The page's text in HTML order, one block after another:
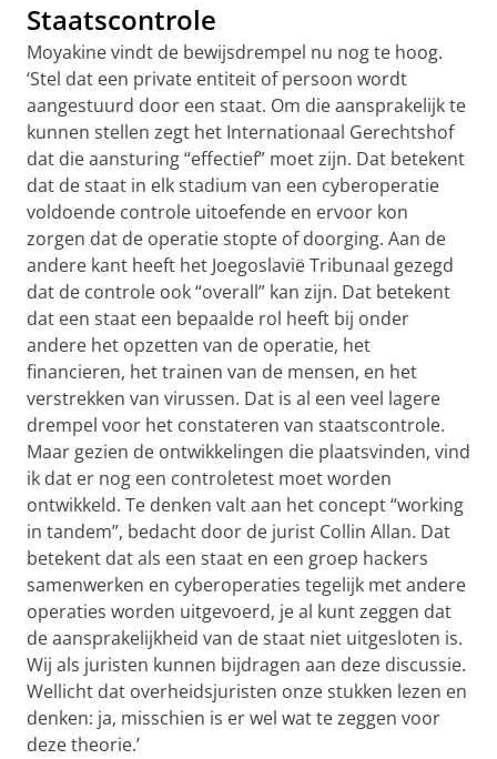
Staatscontrole
Moyakine vindt de bewijsdrempel nu nog te hoog.
‘Stel dat een private entiteit of persoon wordt
aangestuurd door een staat. Om die aansprakelijk te
kunnen stellen zegt het Internationaal Gerechtshof
dat die aansturing “effectief” moet zijn. Dat betekent
dat de staat in elk stadium van een cyberoperatie
voldoende controle uitoefende en ervoor kon
zorgen dat de operatie stopte of doorging. Aan de
andere kant heeft het Joegoslavië Tribunaal gezegd
dat de controle ook “overall” kan zijn. Dat betekent
dat een staat een bepaalde rol heeft bij onder
andere het opzetten van de operatie, het
financieren, het trainen van de mensen, en het
verstrekken van virussen. Dat is al een veel lagere
drempel voor het constateren van staatscontrole.
Maar gezien de ontwikkelingen die plaatsvinden, vind
ik dat er nog een controletest moet worden
ontwikkeld. Te denken valt aan het concept “working
in tandem”, bedacht door de jurist Collin Allan. Dat
betekent dat als een staat en een groep hackers
samenwerken en cyberoperaties tegelijk met andere
operaties worden uitgevoerd, je al kunt zeggen dat
de aansprakelijkheid van de staat niet uitgesloten is.
Wij als juristen kunnen bijdragen aan deze discussie.
Wellicht dat overheidsjuristen onze stukken lezen en
denken: ja, misschien is er wel wat te zeggen voor
deze theorie.’